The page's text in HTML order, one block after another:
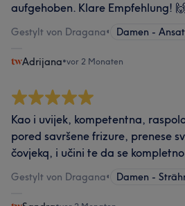
aufgehoben. Klare Empfehlung! 🙌
Gestylt von Dragana• Damen -
Adrijana•vor 2 Monaten
Kao i uvijek, kompetentna,
pored savršene frizure, prenese
čovjekq, i učini te da se
Gestylt von Dragana• Damen -